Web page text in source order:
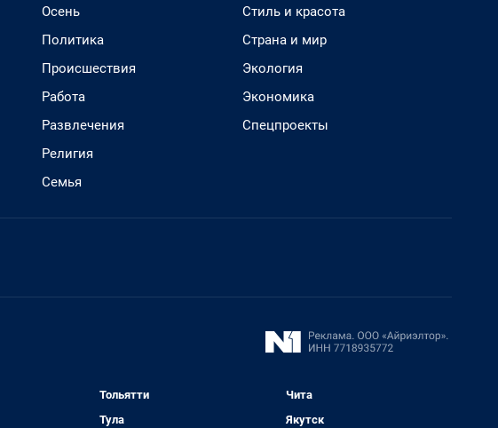
Осень
Политика
Происшествия
Работа
Развлечения
Религия
Семья
Стиль и красота
Страна и мир
Экология
Экономика
Спецпроекты
Тольятти
Тула
Чита
Якутск